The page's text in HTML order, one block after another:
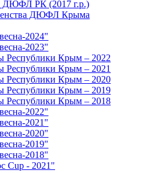
ДЮФЛ РК (2017 г.р.)
ДЮФЛ Крыма
2024"
2023"
Республики Крым – 2022
Республики Крым – 2021
Республики Крым – 2020
Республики Крым – 2019
Республики Крым – 2018
2022"
2021"
2020"
2019"
2018"
Cup - 2021"